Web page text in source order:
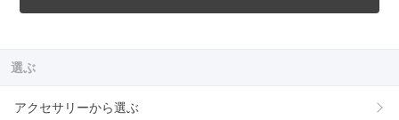
選ぶ
アクセサリーから選ぶ